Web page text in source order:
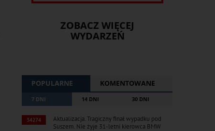
ZOBACZ WIĘCEJ
WYDARZEŃ
POPULARNE KOMENTOWANE
7 DNI 14 DNI 30 DNI
34274
Aktualizacja. Tragiczny finał wypadku pod
Suszem. Nie żyje 31-letni kierowca BMW